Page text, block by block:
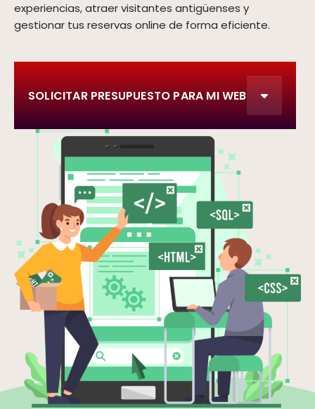
experiencias, atraer visitantes antigüenses y
gestionar tus reservas online de forma eficiente.
SOLICITAR PRESUPUESTO PARA MI WEB